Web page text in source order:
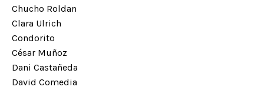
Chucho Roldan
Clara Ulrich
Condorito
César Muñoz
Dani Castañeda
David Comedia